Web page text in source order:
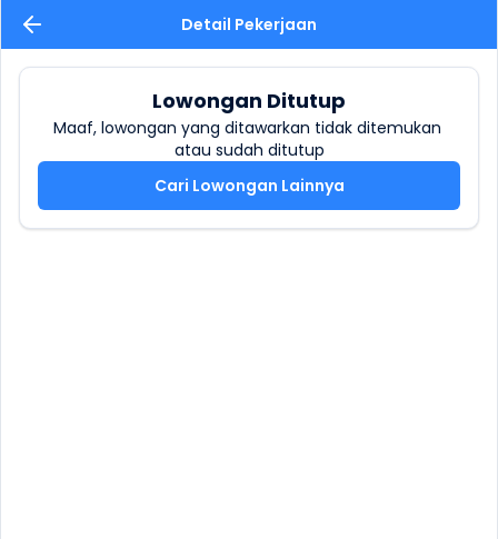
Detail Pekerjaan
Lowongan Ditutup
Maaf, lowongan yang ditawarkan tidak ditemukan
atau sudah ditutup
Cari Lowongan Lainnya